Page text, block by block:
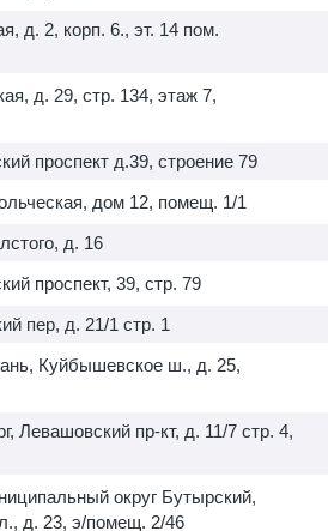
д. 2, корп. 6., эт. 14 пом.
д. 29, стр. 134, этаж 7,
проспект д.39, строение 79
дом 12, помещ. 1/1
д. 16
проспект, 39, стр. 79
пер, д. 21/1 стр. 1
Куйбышевское ш., д. 25,
Левашовский пр-кт, д. 11/7 стр. 4,
округ Бутырский,
д. 23, э/помещ. 2/46